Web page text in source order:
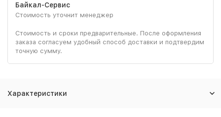
Байкал-Сервис
Стоимость уточнит менеджер
Стоимость и сроки предварительные. После оформления
заказа согласуем удобный способ доставки и подтвердим
точную сумму.
Характеристики